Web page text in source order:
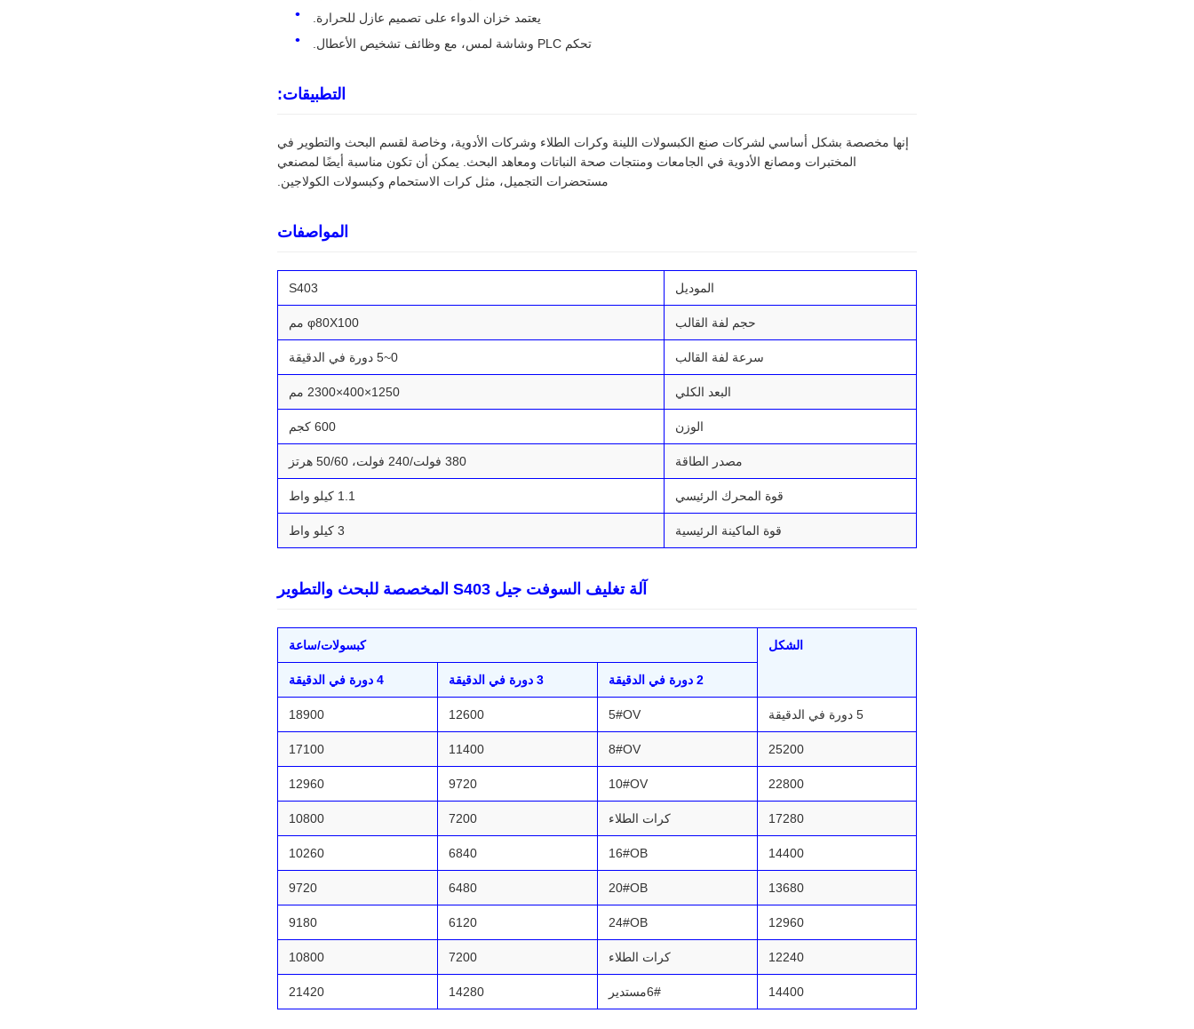
يعتمد خزان الدواء على تصميم عازل للحرارة.
تحكم PLC وشاشة لمس، مع وظائف تشخيص الأعطال.
التطبيقات:
إنها مخصصة بشكل أساسي لشركات صنع الكبسولات اللينة وكرات الطلاء وشركات الأدوية، وخاصة لقسم البحث والتطوير في
المختبرات ومصانع الأدوية في الجامعات ومنتجات صحة النباتات ومعاهد البحث. يمكن أن تكون مناسبة أيضًا لمصنعي
مستحضرات التجميل، مثل كرات الاستحمام وكبسولات الكولاجين.
المواصفات
الموديل S403
حجم لفة القالب φ80X100 مم
سرعة لفة القالب 0~5 دورة في الدقيقة
البعد الكلي 1250×400×2300 مم
الوزن 600 كجم
مصدر الطاقة 380 فولت/240 فولت، 50/60 هرتز
قوة المحرك الرئيسي 1.1 كيلو واط
قوة الماكينة الرئيسية 3 كيلو واط
آلة تغليف السوفت جيل S403 المخصصة للبحث والتطوير
الشكل كبسولات/ساعة
2 دورة في الدقيقة 3 دورة في الدقيقة 4 دورة في الدقيقة
5 دورة في الدقيقة 5#OV
12600
18900
25200
8#OV
11400
17100
22800
10#OV
9720
12960
17280 كرات الطلاء 7200
10800
14400
16#OB
6840
10260
13680
20#OB
6480
9720
12960
24#OB
6120
9180
12240 كرات الطلاء 7200
10800
14400 6#مستدير 14280
21420